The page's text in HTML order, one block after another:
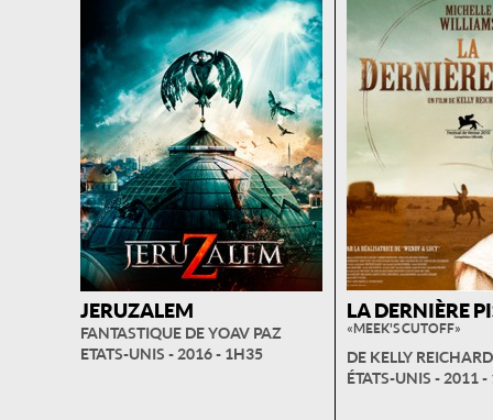
JERUZALEM
FANTASTIQUE DE YOAV PAZ
ETATS-UNIS - 2016 - 1H35
LA DERNIÈRE
« MEEK'S CUTOFF »
DE KELLY
ÉTATS-UNIS - 2011